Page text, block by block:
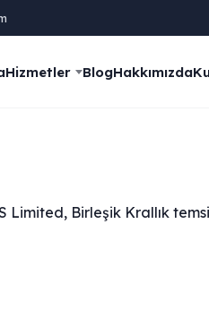
Hizmetler BlogHakkımızda
Limited, Birleşik Krallık